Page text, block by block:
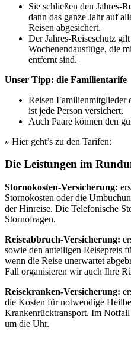
Sie schließen den Jahres-
dann das ganze Jahr auf
Reisen abgesichert.
Der Jahres-Reiseschutz
Wochenendausflüge, die
entfernt sind.
Unser Tipp: die Familientarife
Reisen Familienmitglieder
ist jede Person versichert.
Auch Paare können den
» Hier geht’s zu den Tarifen:
Die Leistungen im
Stornokosten-Versicherung:
Stornokosten oder die
der Hinreise. Die Telefonische
Stornofragen.
Reiseabbruch-Versicherung:
sowie den anteiligen Reisepreis
wenn die Reise unerwartet
Fall organisieren wir auch Ihre
Reisekranken-Versicherung:
die Kosten für notwendige
Krankenrücktransport. Im
um die Uhr.